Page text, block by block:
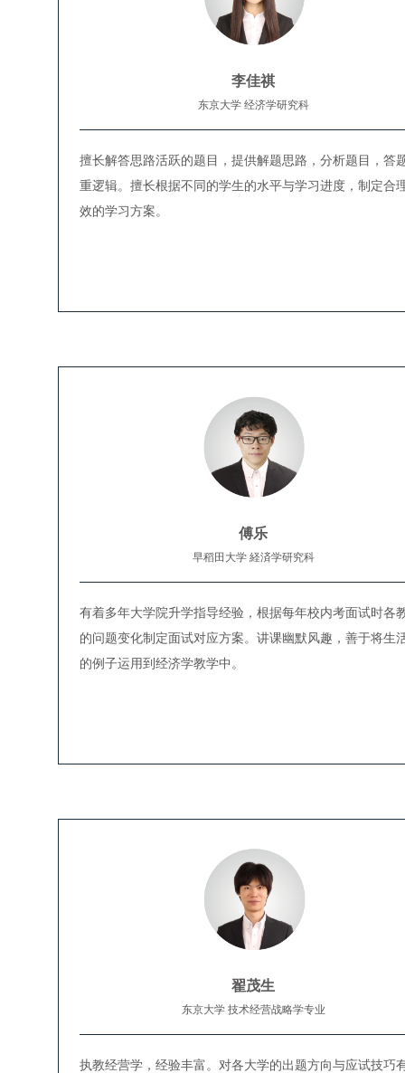
李佳祺
东京大学 经济学研究科
擅长解答思路活跃的题目，提供解题思路，分析题目，答
重逻辑。擅长根据不同的学生的水平与学习进度，制定合
效的学习方案。
傅乐
早稻田大学 経済学研究科
有着多年大学院升学指导经验，根据每年校内考面试时各
的问题变化制定面试对应方案。讲课幽默风趣，善于将生
的例子运用到经济学教学中。
翟茂生
东京大学 技术经营战略学专业
执教经营学，经验丰富。对各大学的出题方向与应试技巧